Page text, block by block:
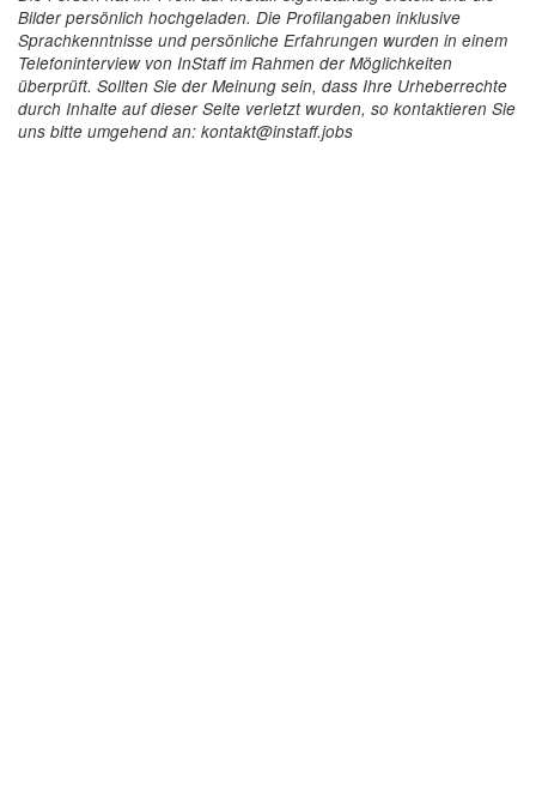
Bilder persönlich hochgeladen. Die Profilangaben inklusive
Sprachkenntnisse und persönliche Erfahrungen wurden in einem
Telefoninterview von InStaff im Rahmen der Möglichkeiten
überprüft. Sollten Sie der Meinung sein, dass Ihre Urheberrechte
durch Inhalte auf dieser Seite verletzt wurden, so kontaktieren Sie
uns bitte umgehend an: kontakt@instaff.jobs